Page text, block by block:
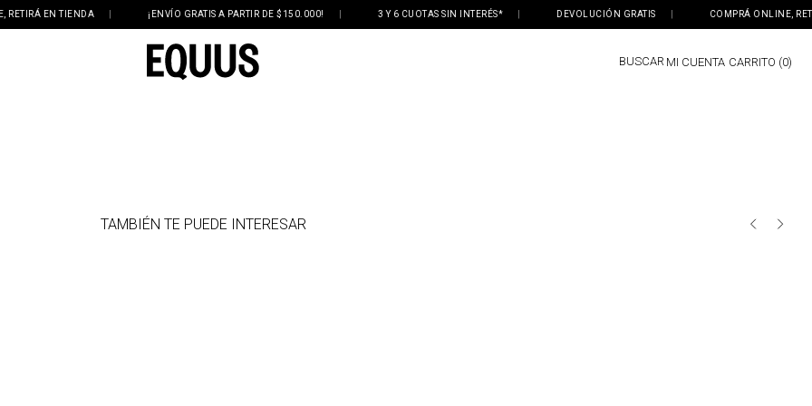
TIENDA | ¡ENVÍO GRATIS A PARTIR DE $150.000! | 3 Y 6 CUOTAS SIN INTERÉS* | DEVOLUCIÓN GRATIS | COMPRÁ ONLINE, RETIRÁ EN
BUSCAR MI CUENTA 0
TAMBIÉN TE PUEDE INTERESAR